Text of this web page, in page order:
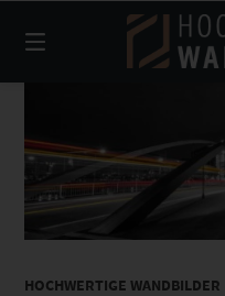
zum
Inhalt
HOCHWERTIGE WANDBILDER